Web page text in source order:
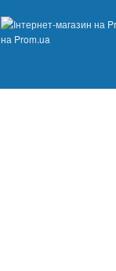
на Prom.ua